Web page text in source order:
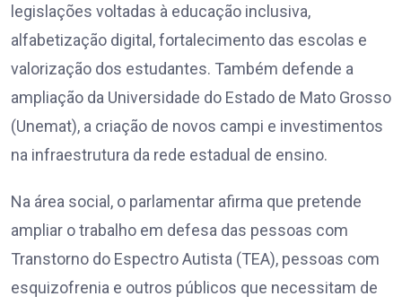
legislações voltadas à educação inclusiva,
alfabetização digital, fortalecimento das escolas e
valorização dos estudantes. Também defende a
ampliação da Universidade do Estado de Mato Grosso
(Unemat), a criação de novos campi e investimentos
na infraestrutura da rede estadual de ensino.
Na área social, o parlamentar afirma que pretende
ampliar o trabalho em defesa das pessoas com
Transtorno do Espectro Autista (TEA), pessoas com
esquizofrenia e outros públicos que necessitam de